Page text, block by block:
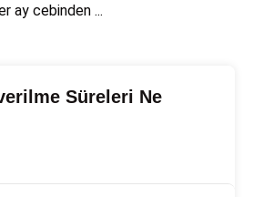
ay cebinden ...
Süreleri Ne